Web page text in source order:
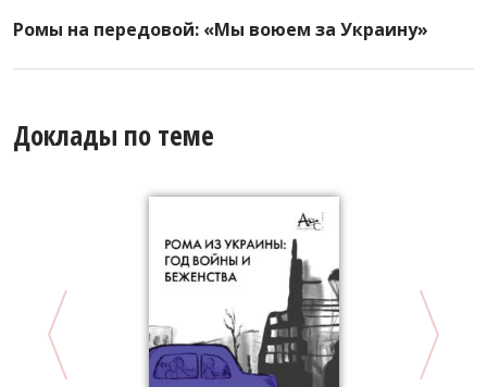
Ромы на передовой: «Мы воюем за Украину»
Доклады по теме